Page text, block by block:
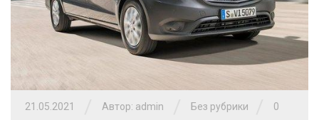
21.05.2021 Автор: admin Без рубрики 0